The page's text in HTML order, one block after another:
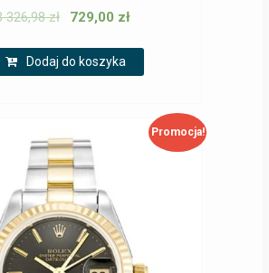
326,98zł 729,00 zł
Dodaj do koszyka
Promocja!